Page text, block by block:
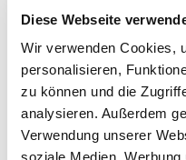
Diese Webseite
Wir verwenden Cookies,
personalisieren,
zu können und die
analysieren. Außerdem
Verwendung unserer
Die
die
auch
von
20.07.2026
Die